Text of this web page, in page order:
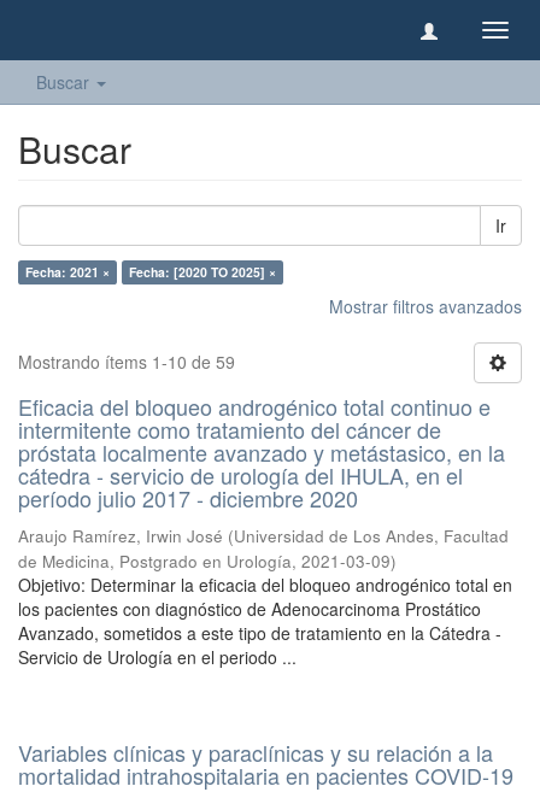
Buscar
Buscar
Ir
Fecha: 2021 × Fecha: [2020 TO 2025] ×
Mostrar filtros avanzados
Mostrando ítems 1-10 de 59
Eficacia del bloqueo androgénico total continuo e
intermitente como tratamiento del cáncer de
próstata localmente avanzado y metástasico, en la
cátedra - servicio de urología del IHULA, en el
período julio 2017 - diciembre 2020
Araujo Ramírez, Irwin José (Universidad de Los Andes, Facultad
de Medicina, Postgrado en Urología, 2021-03-09)
Objetivo: Determinar la eficacia del bloqueo androgénico total en
los pacientes con diagnóstico de Adenocarcinoma Prostático
Avanzado, sometidos a este tipo de tratamiento en la Cátedra -
Servicio de Urología en el periodo ...
Variables clínicas y paraclínicas y su relación a la
mortalidad intrahospitalaria en pacientes COVID-19